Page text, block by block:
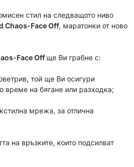
стил на следващото ниво
Chaos-Face Off, маратонки от ново
Face Off ще Ви грабне с:
той ще Ви осигури
време на бягане или разходка;
мрежа, за отлична
на връзките, които подсилват